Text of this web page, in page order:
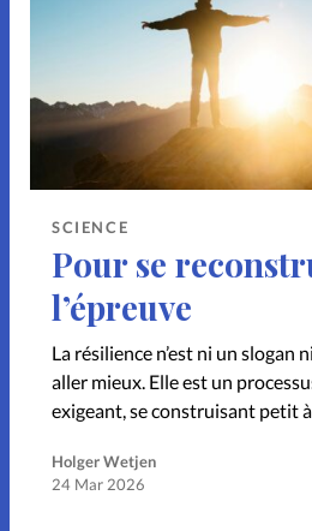
Noël
Pâques
Relations
Sentiments
Sondage
Accueil
Lecture en ligne
Parrainage
SCIENCE
Pour se
l’épreuve
La résilience n’est ni un slogan
aller mieux. Elle est un
exigeant, se construisant petit
Holger Wetjen
24 Mar 2026